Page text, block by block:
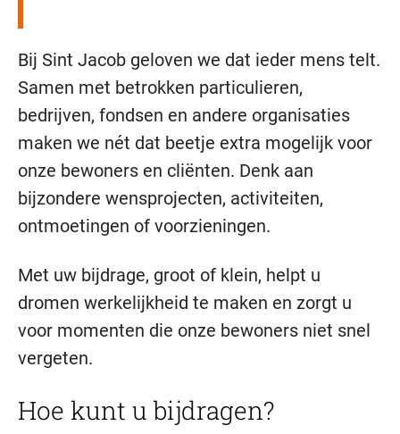
Bij Sint Jacob geloven we dat ieder mens telt.
Samen met betrokken particulieren,
bedrijven, fondsen en andere organisaties
maken we nét dat beetje extra mogelijk voor
onze bewoners en cliënten. Denk aan
bijzondere wensprojecten, activiteiten,
ontmoetingen of voorzieningen.
Met uw bijdrage, groot of klein, helpt u
dromen werkelijkheid te maken en zorgt u
voor momenten die onze bewoners niet snel
vergeten.
Hoe kunt u bijdragen?